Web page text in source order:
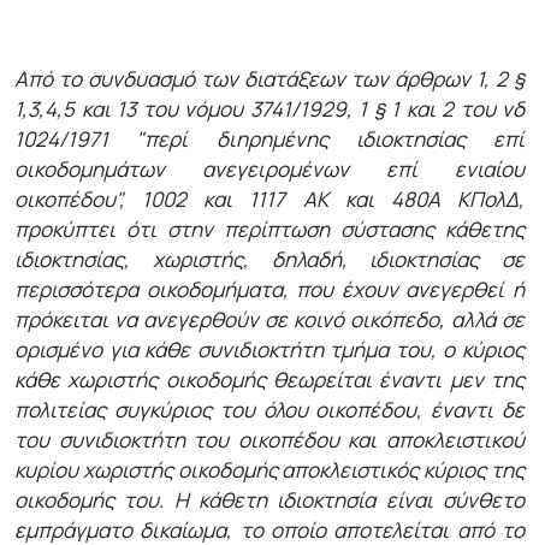
Από το συνδυασμό των διατάξεων των άρθρων 1, 2 §
1,3,4,5 και 13 του νόμου 3741/1929, 1 § 1 και 2 του νδ
1024/1971 "περί διηρημένης ιδιοκτησίας επί
οικοδομημάτων ανεγειρομένων επί ενιαίου
οικοπέδου", 1002 και 1117 ΑΚ και 480Α ΚΠολΔ,
προκύπτει ότι στην περίπτωση σύστασης κάθετης
ιδιοκτησίας, χωριστής, δηλαδή, ιδιοκτησίας σε
περισσότερα οικοδομήματα, που έχουν ανεγερθεί ή
πρόκειται να ανεγερθούν σε κοινό οικόπεδο, αλλά σε
ορισμένο για κάθε συνιδιοκτήτη τμήμα του, ο κύριος
κάθε χωριστής οικοδομής θεωρείται έναντι μεν της
πολιτείας συγκύριος του όλου οικοπέδου, έναντι δε
του συνιδιοκτήτη του οικοπέδου και αποκλειστικού
κυρίου χωριστής οικοδομής αποκλειστικός κύριος της
οικοδομής του. Η κάθετη ιδιοκτησία είναι σύνθετο
εμπράγματο δικαίωμα, το οποίο αποτελείται από το